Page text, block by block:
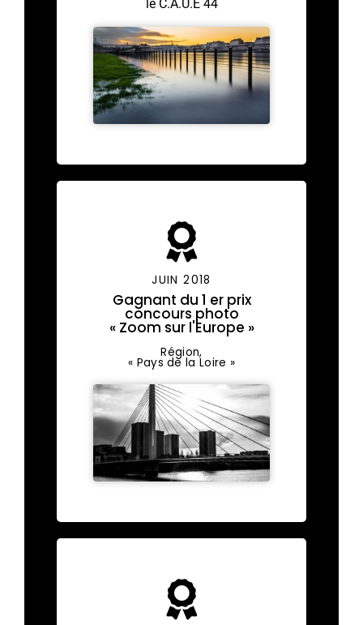
le C.A.U.E 44
JUIN 2018
Gagnant du 1 er prix
concours photo
« Zoom sur l'Europe »
Région,
« Pays de la Loire »